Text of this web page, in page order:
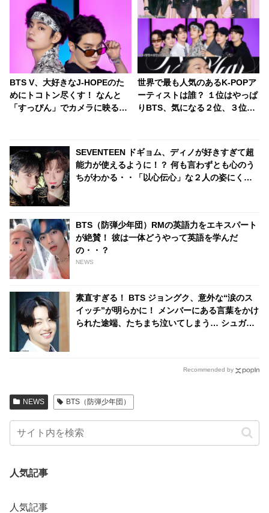
BTS V、大好きなJ-HOPEのた
めにトコトン尽くす！ なんと
「すっぴん」でカメラに映るの
ンも大喜び
世界で最も人気のあるK-POPア
ーティストは誰？ １位はやっぱ
りBTS、気になる２位、３位
ン！ 各国の個性あふれるデータ
に注目殺到
SEVENTEEN ドギョム、ディノが好きすぎて超
能力が使えるように！？ 何も言わずとも心のう
ちがわかる・・「以心伝心」な２人の姿にくぎ
BTS（防弾少年団）RMの英語力をエキスパート
が絶賛！ 彼は一体どうやって英語を学んだ
の・・？
NEWS
素直すぎる！ BTS ジョングク、意外な“涙のス
イッチ”が明らかに！ メンバーにある言葉をかけ
られた途端、たちまち泣いてしまう… シュガが
Recommended by
NEWS BTS（防弾少年団）
人気記事
人気記事